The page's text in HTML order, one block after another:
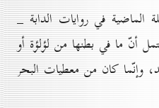
الماضية في روايات الدابة _
أنّ ما في بطنها من لؤلؤة أو
وإنّما كان من معطيات البحر